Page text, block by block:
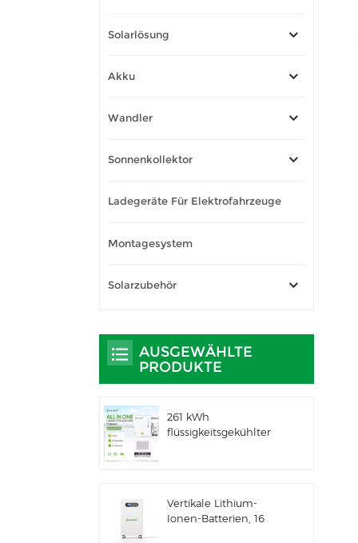
Solarlösung
Akku
Wandler
Sonnenkollektor
Ladegeräte Für Elektrofahrzeuge
Montagesystem
Solarzubehör
AUSGEWÄHLTE
PRODUKTE
261 kWh
flüssigkeitsgekühlter
Anwendungen IP66
ESS
Vertikale Lithium-
Ionen-Batterien, 16